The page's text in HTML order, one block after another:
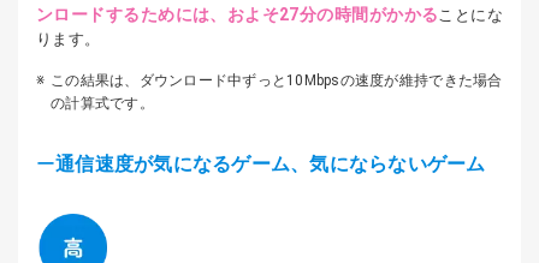
ンロードするためには、およそ27分の時間がかかることにな
ります。
この結果は、ダウンロード中ずっと10Mbpsの速度が維持できた場合
の計算式です。
通信速度が気になるゲーム、気にならないゲーム